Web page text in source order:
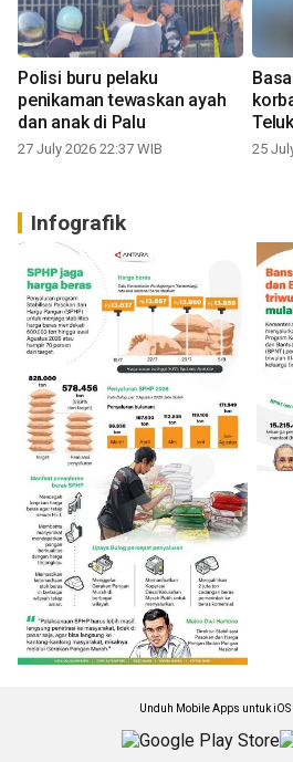
Polisi buru pelaku
penikaman tewaskan ayah
dan anak di Palu
27 July 2026 22:37 WIB 25
Infografik
Unduh Mobile Apps untuk